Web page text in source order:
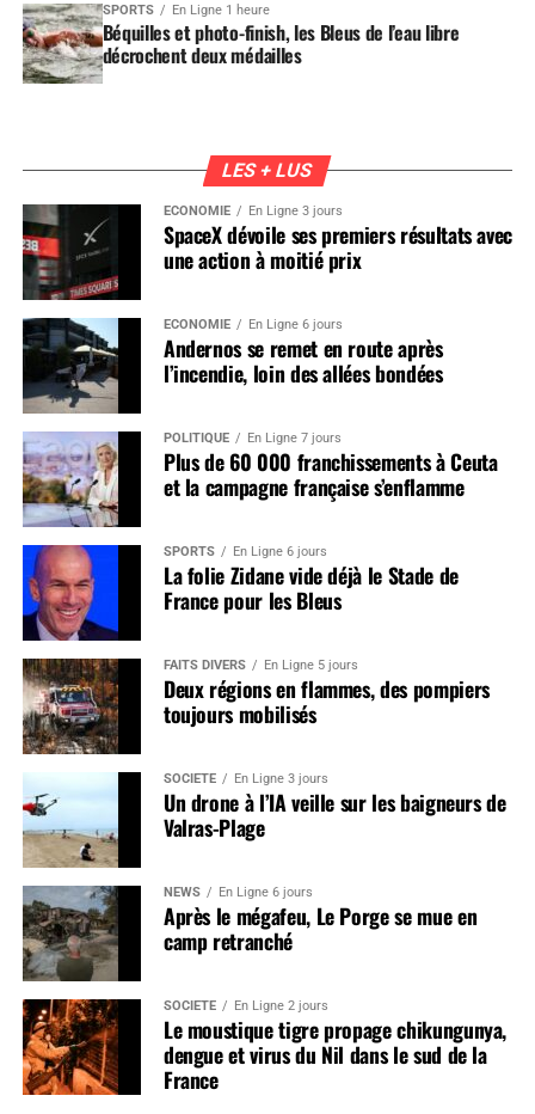
SPORTS En Ligne 1 heure
Béquilles et photo-finish, les Bleus de l’eau libre
décrochent deux médailles
LES + LUS
ÉCONOMIE En Ligne 3 jours
SpaceX dévoile ses premiers résultats avec
une action à moitié prix
ÉCONOMIE En Ligne 6 jours
Andernos se remet en route après
l’incendie, loin des allées bondées
POLITIQUE En Ligne 7 jours
Plus de 60 000 franchissements à Ceuta
et la campagne française s’enflamme
SPORTS En Ligne 6 jours
La folie Zidane vide déjà le Stade de
France pour les Bleus
FAITS DIVERS En Ligne 5 jours
Deux régions en flammes, des pompiers
toujours mobilisés
SOCIÉTÉ En Ligne 3 jours
Un drone à l’IA veille sur les baigneurs de
Valras-Plage
NEWS En Ligne 6 jours
Après le mégafeu, Le Porge se mue en
camp retranché
SOCIÉTÉ En Ligne 2 jours
Le moustique tigre propage chikungunya,
dengue et virus du Nil dans le sud de la
France